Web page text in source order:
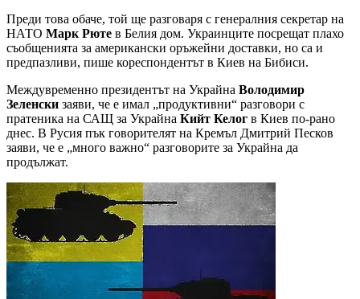
Преди това обаче, той ще разговаря с генералния секретар на
НАТО Марк Рюте в Белия дом. Украинците посрещат плахо
съобщенията за американски оръжейни доставки, но са и
предпазливи, пише кореспондентът в Киев на Бибиси.
Междувременно президентът на Украйна Володимир
Зеленски заяви, че е имал „продуктивни“ разговори с
пратеника на САЩ за Украйна Кийт Келог в Киев по-рано
днес. В Русия пък говорителят на Кремъл Дмитрий Песков
заяви, че е „много важно“ разговорите за Украйна да
продължат.